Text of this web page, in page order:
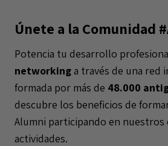
Únete a la Comunidad
Potencia tu desarrollo
networkinga través de una red
formada por más de 48.000
descubre los beneficios de
Alumni participando en nuestros
actividades.